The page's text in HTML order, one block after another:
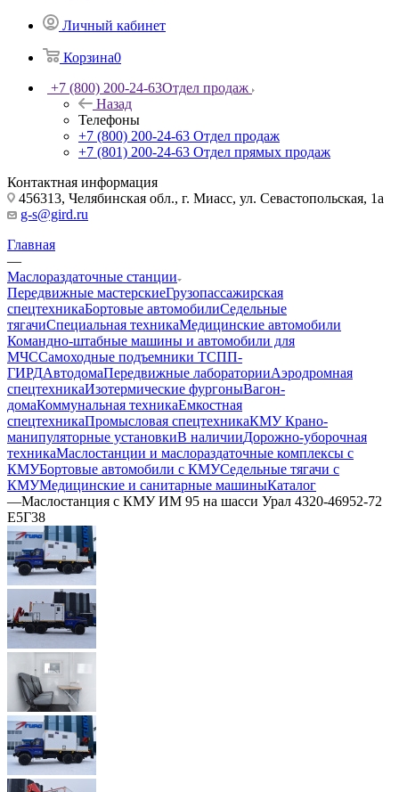
Личный кабинет
Корзина0
+7 (800) 200-24-63Отдел продаж
Назад
Телефоны
+7 (800) 200-24-63 Отдел продаж
+7 (801) 200-24-63 Отдел прямых продаж
Контактная информация
456313, Челябинская обл., г. Миасс, ул. Севастопольская, 1а
g-s@gird.ru
Главная
—
Маслораздаточные станции
Передвижные мастерскиеГрузопассажирская
спецтехникаБортовые автомобилиСедельные
тягачиСпециальная техникаМедицинские автомобили
Командно-штабные машины и автомобили для
МЧССамоходные подъемники ТСПП-
ГИРДАвтодомаПередвижные лабораторииАэродромная
спецтехникаИзотермические фургоныВагон-
домаКоммунальная техникаЕмкостная
спецтехникаПромысловая спецтехникаКМУ Крано-
манипуляторные установкиВ наличииДорожно-уборочная
техникаМаслостанции и маслораздаточные комплексы с
КМУБортовые автомобили с КМУСедельные тягачи с
КМУМедицинские и санитарные машиныКаталог
—Маслостанция с КМУ ИМ 95 на шасси Урал 4320-46952-72
Е5Г38